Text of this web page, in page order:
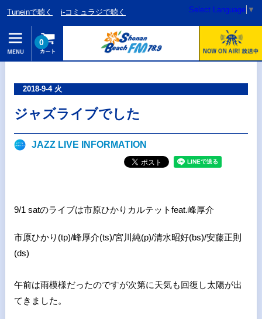
Tuneinで聴く i-コミュラジで聴く Select Language ▼
0
2018-9-4 火
ジャズライブでした
JAZZ LIVE INFORMATION
9/1 satのライブは市原ひかりカルテットfeat.峰厚介
市原ひかり(tp)/峰厚介(ts)/宮川純(p)/清水昭好(bs)/安藤正則
(ds)
午前は雨模様だったのですが次第に天気も回復し太陽が出
てきました。